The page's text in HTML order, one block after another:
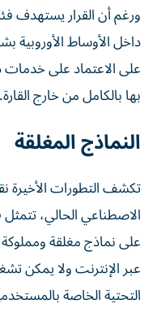
ورغم أن القرار يستهدف
داخل الأوساط
على الاعتماد على خدمات
بها بالكامل من خارج القارة.
النماذج المغلقة
تكشف التطورات
الاصطناعي الحالي،
على نماذج مغلقة
عبر الإنترنت ولا يمكن
التحتية الخاصة